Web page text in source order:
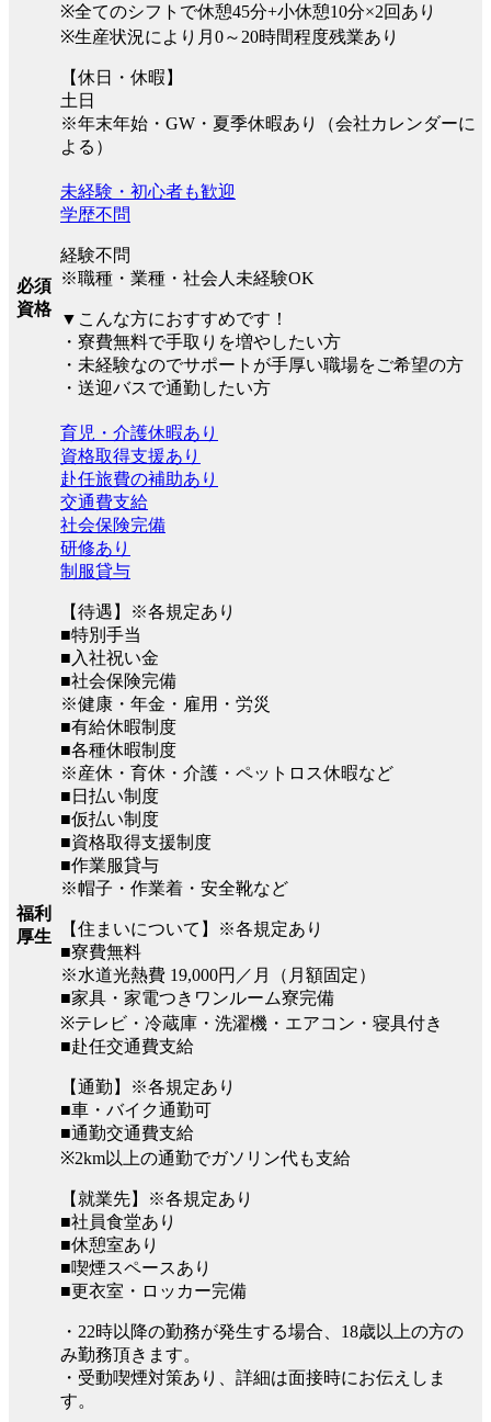
※全てのシフトで休憩45分+小休憩10分×2回あり
※生産状況により月0～20時間程度残業あり
【休日・休暇】
土日
※年末年始・GW・夏季休暇あり（会社カレンダーに
よる）
必須
資格
未経験・初心者も歓迎
学歴不問
経験不問
※職種・業種・社会人未経験OK
▼こんな方におすすめです！
・寮費無料で手取りを増やしたい方
・未経験なのでサポートが手厚い職場をご希望の方
・送迎バスで通勤したい方
福利
厚生
育児・介護休暇あり
資格取得支援あり
赴任旅費の補助あり
交通費支給
社会保険完備
研修あり
制服貸与
【待遇】※各規定あり
■特別手当
■入社祝い金
■社会保険完備
※健康・年金・雇用・労災
■有給休暇制度
■各種休暇制度
※産休・育休・介護・ペットロス休暇など
■日払い制度
■仮払い制度
■資格取得支援制度
■作業服貸与
※帽子・作業着・安全靴など
【住まいについて】※各規定あり
■寮費無料
※水道光熱費 19,000円／月（月額固定）
■家具・家電つきワンルーム寮完備
※テレビ・冷蔵庫・洗濯機・エアコン・寝具付き
■赴任交通費支給
【通勤】※各規定あり
■車・バイク通勤可
■通勤交通費支給
※2km以上の通勤でガソリン代も支給
【就業先】※各規定あり
■社員食堂あり
■休憩室あり
■喫煙スペースあり
■更衣室・ロッカー完備
・22時以降の勤務が発生する場合、18歳以上の方の
み勤務頂きます。
・受動喫煙対策あり、詳細は面接時にお伝えしま
す。